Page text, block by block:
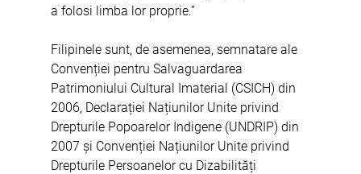
a folosi limba lor proprie.”
Filipinele sunt, de asemenea, semnatare ale
Convenției pentru Salvaguardarea
Patrimoniului Cultural Imaterial (CSICH) din
2006, Declarației Națiunilor Unite privind
Drepturile Popoarelor Indigene (UNDRIP) din
2007 și Convenției Națiunilor Unite privind
Drepturile Persoanelor cu Dizabilități